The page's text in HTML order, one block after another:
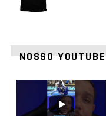
NOSSO YOUTUBE
0